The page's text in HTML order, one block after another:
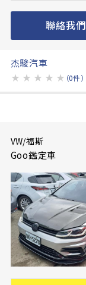
聯絡我們
杰駿汽車
★ ★ ★ ★ ★ （0件）
VW/福斯
Goo鑑定車